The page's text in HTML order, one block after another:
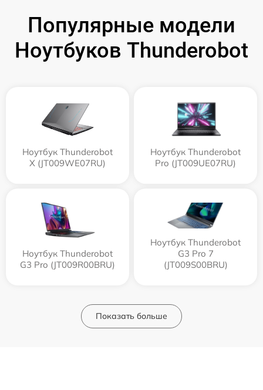
Популярные модели
Ноутбуков Thunderobot
Ноутбук Thunderobot
X (JT009WE07RU)
Ноутбук Thunderobot
Pro (JT009UE07RU)
Ноутбук Thunderobot
G3 Pro (JT009R00BRU)
Ноутбук Thunderobot
G3 Pro 7
(JT009S00BRU)
Показать больше